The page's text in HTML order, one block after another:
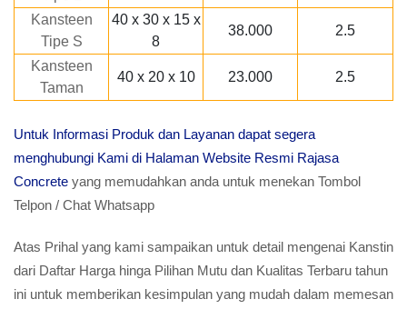
Kansteen
Tipe S
40 x 30 x 15 x
8
38.000 2.5
Kansteen
Taman
40 x 20 x 10 23.000 2.5
Untuk Informasi Produk dan Layanan dapat segera
menghubungi Kami di Halaman Website Resmi Rajasa
Concrete yang memudahkan anda untuk menekan Tombol
Telpon / Chat Whatsapp
Atas Prihal yang kami sampaikan untuk detail mengenai Kanstin
dari Daftar Harga hinga Pilihan Mutu dan Kualitas Terbaru tahun
ini untuk memberikan kesimpulan yang mudah dalam memesan